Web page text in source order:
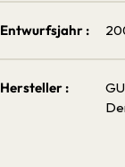
Entwurfsjahr :
Hersteller :